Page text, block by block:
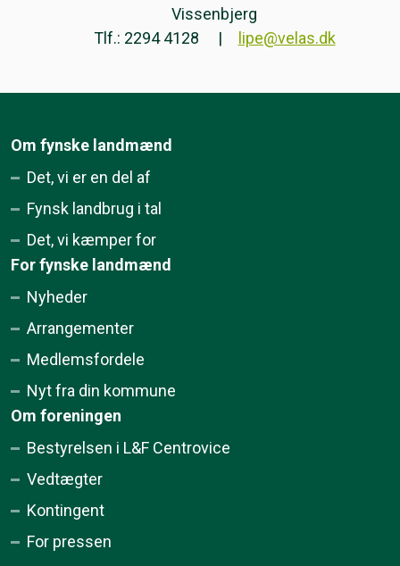
Vissenbjerg
Tlf.: 2294 4128
lipe@velas.dk
Om fynske landmænd
Det, vi er en del af
Fynsk landbrug i tal
Det, vi kæmper for
For fynske landmænd
Nyheder
Arrangementer
Medlemsfordele
Nyt fra din kommune
Om foreningen
Bestyrelsen i L&F Centrovice
Vedtægter
Kontingent
For pressen